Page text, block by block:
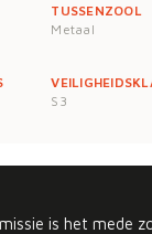
TUSSENZOOL
Metaal
S3
is het mede